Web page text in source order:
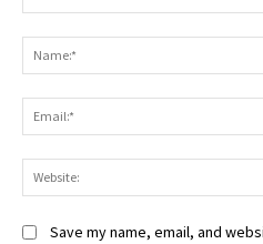
Save my name, email, and